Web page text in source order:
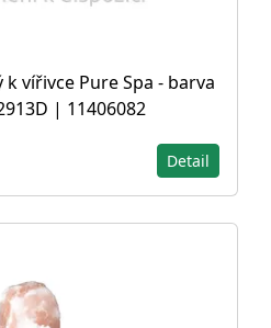
vířivce Pure Spa - barva
| 11406082
Detail